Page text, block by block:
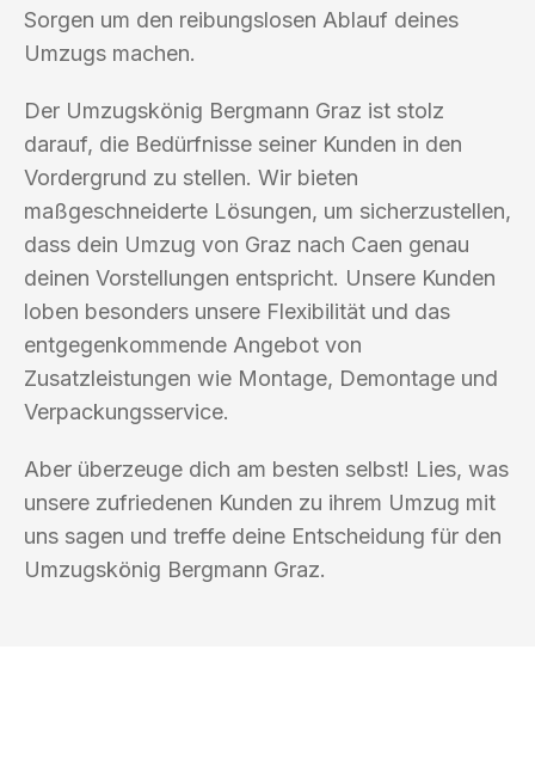
Sorgen um den reibungslosen Ablauf deines
Umzugs machen.
Der Umzugskönig Bergmann Graz ist stolz
darauf, die Bedürfnisse seiner Kunden in den
Vordergrund zu stellen. Wir bieten
maßgeschneiderte Lösungen, um sicherzustellen,
dass dein Umzug von Graz nach Caen genau
deinen Vorstellungen entspricht. Unsere Kunden
loben besonders unsere Flexibilität und das
entgegenkommende Angebot von
Zusatzleistungen wie Montage, Demontage und
Verpackungsservice.
Aber überzeuge dich am besten selbst! Lies, was
unsere zufriedenen Kunden zu ihrem Umzug mit
uns sagen und treffe deine Entscheidung für den
Umzugskönig Bergmann Graz.